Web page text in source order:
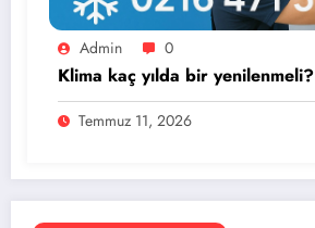
Admin 0
Klima kaç yılda bir yenilenmeli?
Temmuz 11, 2026